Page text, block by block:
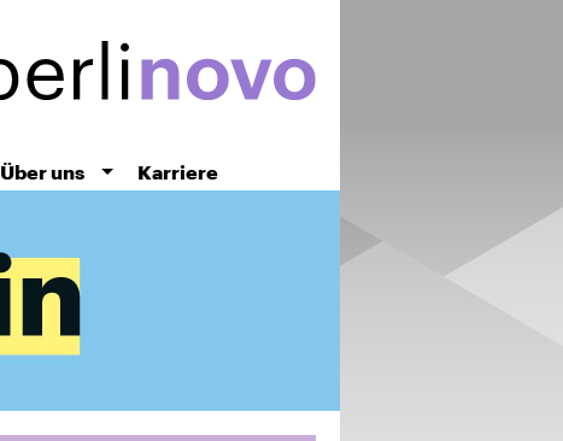
Über uns Karriere